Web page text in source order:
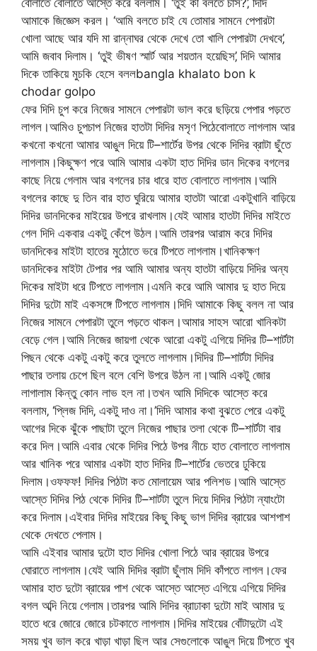
বোলাতে বোলাতে আস্তে করে বললাম। ‘তুই কী বলতে চাস?’‚ দিদি
আমাকে জিজ্ঞেস করল। ‘আমি বলতে চাই যে তোমার সামনে পেপারটা
খোলা আছে আর যদি মা রান্নাঘর থেকে দেখে তো খালি পেপারটা দেখবে’‚
আমি জবাব দিলাম। ‘তুই ভীষণ স্মার্ট আর শয়তান হয়েছিস’‚ দিদি আমার
দিকে তাকিয়ে মুচকি হেসে বললbangla khalato bon k
chodar golpo
ফের দিদি চুপ করে নিজের সামনে পেপারটা ভাল করে ছড়িয়ে পেপার পড়তে
লাগল।আমিও চুপচাপ নিজের হাতটা দিদির মসৃণ পিঠেবোলাতে লাগলাম আর
কখনো কখনো আমার আঙুল দিয়ে টি–শার্টের উপর থেকে দিদির ব্রাটা ছুঁতে
লাগলাম।কিছুক্ষণ পরে আমি আমার একটা হাত দিদির ডান দিকের বগলের
কাছে নিয়ে গেলাম আর বগলের চার ধারে হাত বোলাতে লাগলাম।আমি
বগলের কাছে দু তিন বার হাত ঘুরিয়ে আমার হাতটা আরো একটুখানি বাড়িয়ে
দিদির ডানদিকের মাইয়ের উপরে রাখলাম।যেই আমার হাতটা দিদির মাইতে
গেল দিদি একবার একটু কেঁপে উঠল।আমি তারপর আরাম করে দিদির
ডানদিকের মাইটা হাতের মুঠোতে ভরে টিপতে লাগলাম।খানিকক্ষণ
ডানদিকের মাইটা টেপার পর আমি আমার অন্য হাতটা বাড়িয়ে দিদির অন্য
দিকের মাইটা ধরে টিপতে লাগলাম।এমনি করে আমি আমার দু হাত দিয়ে
দিদির দুটো মাই একসঙ্গে টিপতে লাগলাম।দিদি আমাকে কিছু বলল না আর
নিজের সামনে পেপারটা তুলে পড়তে থাকল।আমার সাহস আরো খানিকটা
বেড়ে গেল।আমি নিজের জায়গা থেকে আরো একটু এগিয়ে দিদির টি–শার্টটা
পিছন থেকে একটু একটু করে তুলতে লাগলাম।দিদির টি–শার্টটা দিদির
পাছার তলায় চেপে ছিল বলে বেশি উপরে উঠল না।আমি একটু জোর
লাগালাম কিন্তু কোন লাভ হল না।তখন আমি দিদিকে আস্তে করে
বললাম‚ ‘প্লিজ দিদি‚ একটু দাও না।’দিদি আমার কথা বুঝতে পেরে একটু
আগের দিকে ঝুঁকে পাছাটা তুলে নিজের পাছার তলা থেকে টি–শার্টটা বার
করে দিল।আমি এবার থেকে দিদির পিঠে উপর নীচে হাত বোলাতে লাগলাম
আর খানিক পরে আমার একটা হাত দিদির টি–শার্টের ভেতরে ঢুকিয়ে
দিলাম।ওফফফ! দিদির পিঠটা কত মোলায়েম আর পলিশড।আমি আস্তে
আস্তে দিদির পিঠ থেকে দিদির টি–শার্টটা তুলে দিয়ে দিদির পিঠটা ন্যাংটো
করে দিলাম।এইবার দিদির মাইয়ের কিছু কিছু ভাগ দিদির ব্রায়ের আশপাশ
থেকে দেখতে পেলাম।
আমি এইবার আমার দুটো হাত দিদির খোলা পিঠে আর ব্রায়ের উপরে
ঘোরাতে লাগলাম।যেই আমি দিদির ব্রাটা ছুঁলাম দিদি কাঁপতে লাগল।ফের
আমার হাত দুটো ব্রায়ের পাশ থেকে আস্তে আস্তে এগিয়ে এগিয়ে দিদির
বগল অব্দি নিয়ে গেলাম।তারপর আমি দিদির ব্রাঢাকা দুটো মাই আমার দু
হাতে ধরে জোরে জোরে চটকাতে লাগলাম।দিদির মাইয়ের বোঁটাদুটো এই
সময় খুব ভাল করে খাড়া খাড়া ছিল আর সেগুলোকে আঙুল দিয়ে টিপতে খুব